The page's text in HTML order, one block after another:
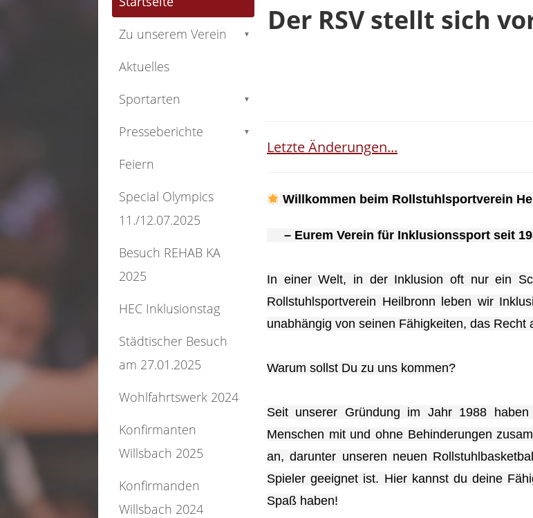
Zu unserem Verein
▼
Aktuelles
Sportarten
▼
Presseberichte ▼
Feiern
Special Olympics
11./12.07.2025
Besuch REHAB KA
2025
HEC Inklusionstag
Städtischer Besuch
am 27.01.2025
Wohlfahrtswerk 2024
Konfirmanten
Willsbach 2025
Konfirmanden
Willsbach 2024
Der RSV stellt sich
Letzte Änderungen...
Willkommen beim Rollstuhlsportverein
– Eurem Verein für Inklusionssport seit
In einer Welt, in der Inklusion oft nur ein
Rollstuhlsportverein Heilbronn leben wir
unabhängig von seinen Fähigkeiten, das Recht
Warum sollst Du zu uns kommen?
Seit unserer Gründung im Jahr 1988
Menschen mit und ohne Behinderungen
an, darunter unseren neuen
Spieler geeignet ist. Hier kannst du deine
Spaß haben!